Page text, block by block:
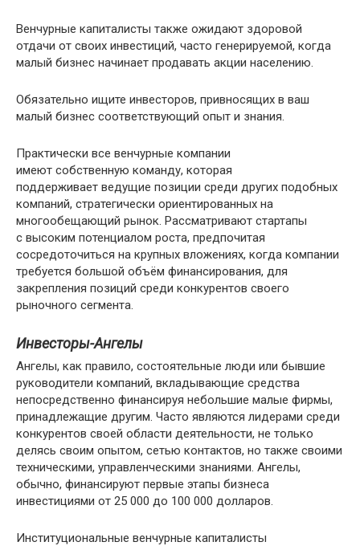
Венчурные капиталисты также ожидают здоровой
отдачи от своих инвестиций, часто генерируемой, когда
малый бизнес начинает продавать акции населению.
Обязательно ищите инвесторов, привносящих в ваш
малый бизнес соответствующий опыт и знания.
Практически все венчурные компании
имеют собственную команду, которая
поддерживает ведущие позиции среди других подобных
компаний, стратегически ориентированных на
многообещающий рынок. Рассматривают стартапы
с высоким потенциалом роста, предпочитая
сосредоточиться на крупных вложениях, когда компании
требуется большой объём финансирования, для
закрепления позиций среди конкурентов своего
рыночного сегмента.
Инвесторы-Ангелы
Ангелы, как правило, состоятельные люди или бывшие
руководители компаний, вкладывающие средства
непосредственно финансируя небольшие малые фирмы,
принадлежащие другим. Часто являются лидерами среди
конкурентов своей области деятельности, не только
делясь своим опытом, сетью контактов, но также своими
техническими, управленческими знаниями. Ангелы,
обычно, финансируют первые этапы бизнеса
инвестициями от 25 000 до 100 000 долларов.
Институциональные венчурные капиталисты